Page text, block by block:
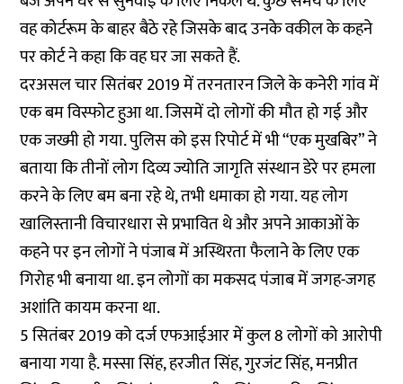
वह कोर्टरूम के बाहर बैठे रहे जिसके बाद उनके वकील के कहने
पर कोर्ट ने कहा कि वह घर जा सकते हैं.
दरअसल चार सितंबर 2019 में तरनतारन जिले के कनेरी गांव में
एक बम विस्फोट हुआ था. जिसमें दो लोगों की मौत हो गई और
एक जख्मी हो गया. पुलिस को इस रिपोर्ट में भी “एक मुखबिर” ने
बताया कि तीनों लोग दिव्य ज्योति जागृति संस्थान डेरे पर हमला
करने के लिए बम बना रहे थे, तभी धमाका हो गया. यह लोग
खालिस्तानी विचारधारा से प्रभावित थे और अपने आकाओं के
कहने पर इन लोगों ने पंजाब में अस्थिरता फैलाने के लिए एक
गिरोह भी बनाया था. इन लोगों का मकसद पंजाब में जगह-जगह
अशांति कायम करना था.
5 सितंबर 2019 को दर्ज एफआईआर में कुल 8 लोगों को आरोपी
बनाया गया है. मस्सा सिंह, हरजीत सिंह, गुरजंट सिंह, मनप्रीत